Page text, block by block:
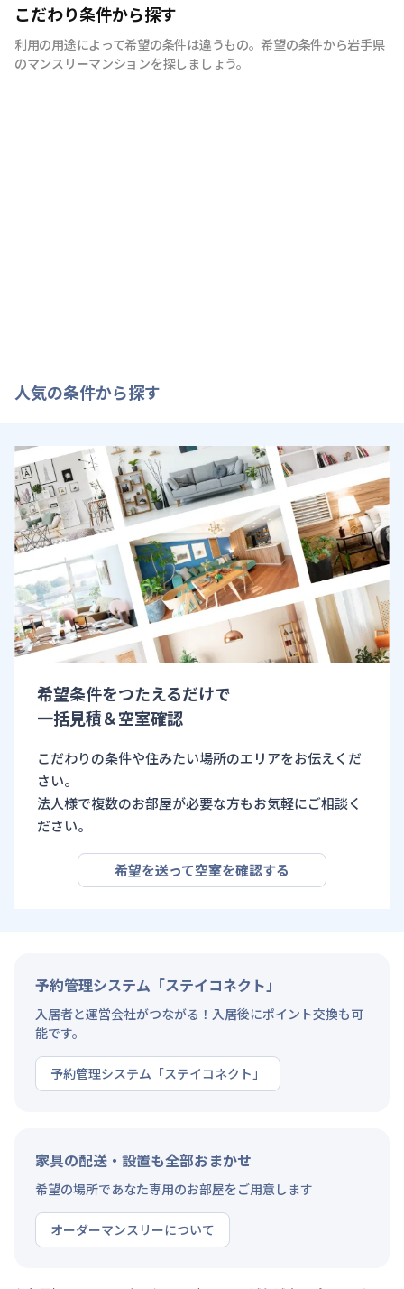
こだわり条件から探す
利用の用途によって希望の条件は違うもの。希望の条件から岩手県
のマンスリーマンションを探しましょう。
人気の条件から探す
希望条件をつたえるだけで
一括見積＆空室確認
こだわりの条件や住みたい場所のエリアをお伝えくだ
さい。
法人様で複数のお部屋が必要な方もお気軽にご相談く
ださい。
希望を送って空室を確認する
予約管理システム「ステイコネクト」
入居者と運営会社がつながる！入居後にポイント交換も可
能です。
予約管理システム「ステイコネクト」
家具の配送・設置も全部おまかせ
希望の場所であなた専用のお部屋をご用意します
オーダーマンスリーについて